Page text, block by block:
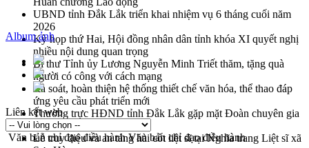
UBND tỉnh Đắk Lắk triển khai nhiệm vụ 6 tháng cuối năm
2026
Kỳ họp thứ Hai, Hội đồng nhân dân tỉnh khóa XI quyết nghị
nhiều nội dung quan trọng
Bí thư Tỉnh ủy Lương Nguyễn Minh Triết thăm, tặng quà
người có công với cách mạng
Rà soát, hoàn thiện hệ thống thiết chế văn hóa, thể thao đáp
ứng yêu cầu phát triển mới
Thường trực HĐND tỉnh Đắk Lắk gặp mặt Đoàn chuyên gia
y tế TP. Hồ Chí Minh
Lễ truy điệu và an táng hài cốt liệt sĩ tại Nghĩa trang Liệt sĩ xã
Album ảnh
Liên kết web
Văn bản chỉ đạo điều hành Văn bản chỉ đạo điều hành